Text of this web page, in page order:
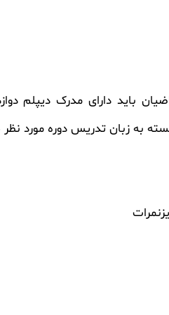
باید دارای مدرک
به زبان تدریس دوره مورد